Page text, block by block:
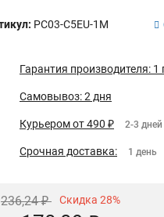
PC03-C5EU-1M
Гарантия производителя: 1
Самовывоз: 2 дня
Курьером от 490 ₽ 2-3 дней
Срочная доставка: 1 день
236,24 ₽ Скидка 28%